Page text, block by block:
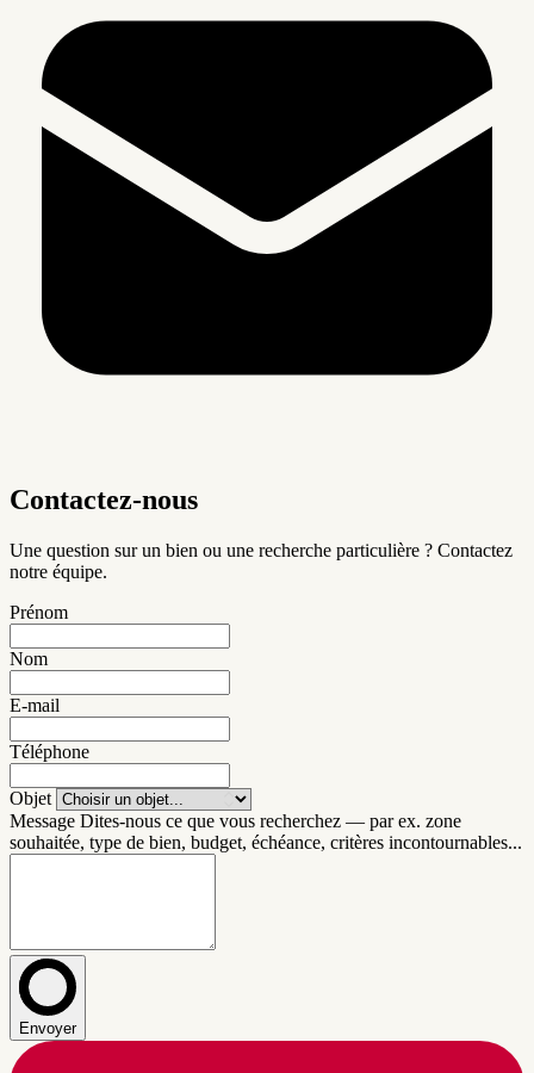
Contactez-nous
Une question sur un bien ou une recherche particulière ? Contactez
notre équipe.
Prénom
Nom
E-mail
Téléphone
Objet
Message Dites-nous ce que vous recherchez — par ex. zone
souhaitée, type de bien, budget, échéance, critères incontournables...
Envoyer